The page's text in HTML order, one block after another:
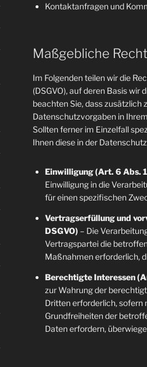
Kontaktanfragen und
Maßgebliche
Im Folgenden teilen wir die
(DSGVO), auf deren Basis
beachten Sie, dass zusätzlich
Datenschutzvorgaben in
Sollten ferner im Einzelfall
Ihnen diese in der
Einwilligung (Art. 6 Abs. 1
Einwilligung in die
für einen spezifischen
Vertragserfüllung und
DSGVO) – Die
Vertragspartei die
Maßnahmen erforderlich,
Berechtigte Interessen
zur Wahrung der
Dritten erforderlich, sofern
Grundfreiheiten der
Daten erfordern,